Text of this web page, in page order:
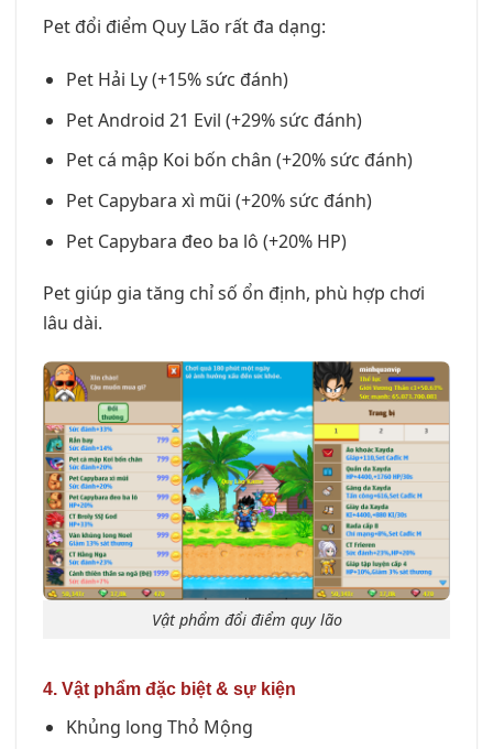
Pet đổi điểm Quy Lão rất đa dạng:
Pet Hải Ly (+15% sức đánh)
Pet Android 21 Evil (+29% sức đánh)
Pet cá mập Koi bốn chân (+20% sức đánh)
Pet Capybara xì mũi (+20% sức đánh)
Pet Capybara đeo ba lô (+20% HP)
Pet giúp gia tăng chỉ số ổn định, phù hợp chơi
lâu dài.
Vật phẩm đổi điểm quy lão
4. Vật phẩm đặc biệt & sự kiện
Khủng long Thỏ Mộng